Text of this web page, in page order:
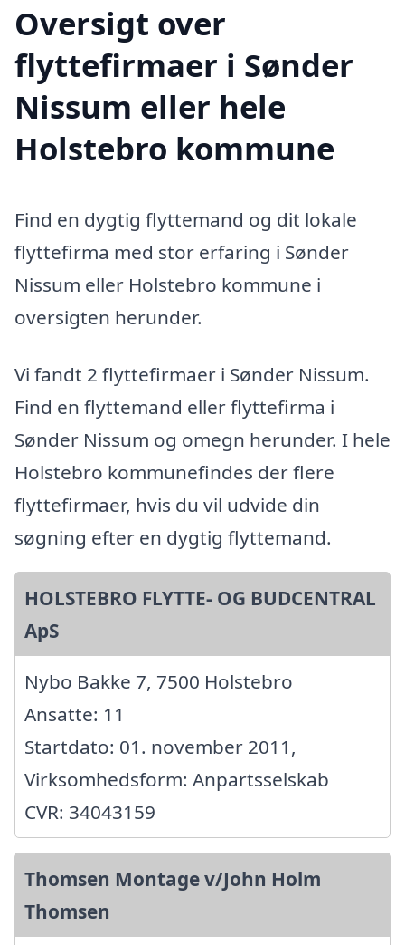
Oversigt over
flyttefirmaer i Sønder
Nissum eller hele
Holstebro kommune
Find en dygtig flyttemand og dit lokale
flyttefirma med stor erfaring i Sønder
Nissum eller Holstebro kommune i
oversigten herunder.
Vi fandt 2 flyttefirmaer i Sønder Nissum.
Find en flyttemand eller flyttefirma i
Sønder Nissum og omegn herunder. I hele
Holstebro kommunefindes der flere
flyttefirmaer, hvis du vil udvide din
søgning efter en dygtig flyttemand.
HOLSTEBRO FLYTTE- OG BUDCENTRAL
ApS
Nybo Bakke 7, 7500 Holstebro
Ansatte: 11
Startdato: 01. november 2011,
Virksomhedsform: Anpartsselskab
CVR: 34043159
Thomsen Montage v/John Holm
Thomsen